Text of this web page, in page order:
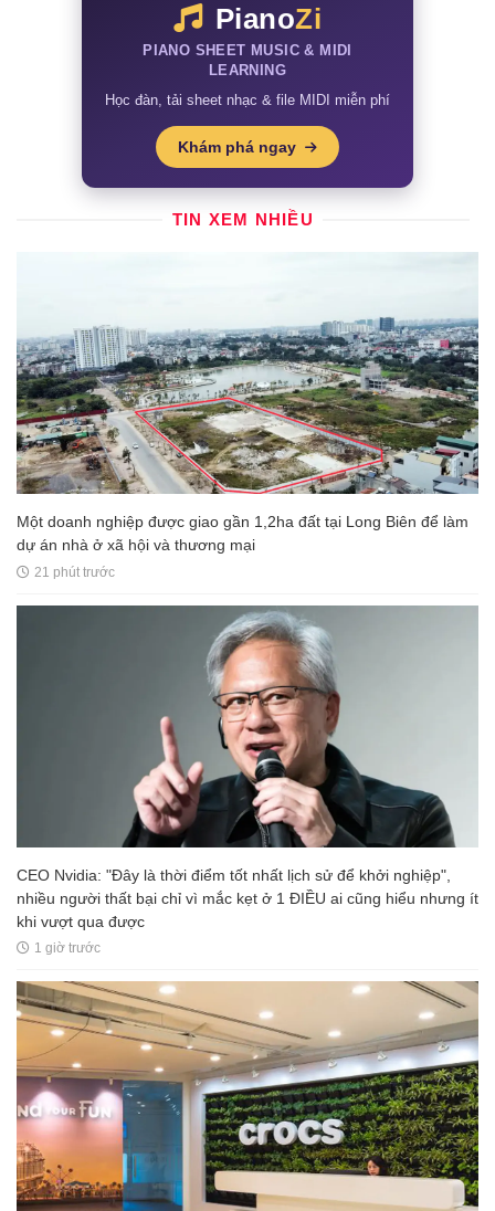
PianoZi
PIANO SHEET MUSIC & MIDI
LEARNING
Học đàn, tải sheet nhạc & file MIDI miễn phí
Khám phá ngay
TIN XEM NHIỀU
Một doanh nghiệp được giao gần 1,2ha đất tại Long Biên để làm
dự án nhà ở xã hội và thương mại
21 phút trước
CEO Nvidia: "Đây là thời điểm tốt nhất lịch sử để khởi nghiệp",
nhiều người thất bại chỉ vì mắc kẹt ở 1 ĐIỀU ai cũng hiểu nhưng ít
khi vượt qua được
1 giờ trước